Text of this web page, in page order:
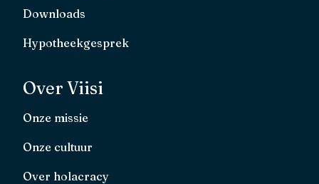
Downloads
Hypotheekgesprek
Over Viisi
Onze missie
Onze cultuur
Over holacracy